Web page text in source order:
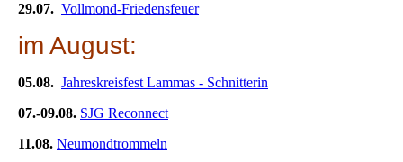
29.07. Vollmond-Friedensfeuer
im August:
05.08. Jahreskreisfest Lammas - Schnitterin
07.-09.08. SJG Reconnect
11.08. Neumondtrommeln